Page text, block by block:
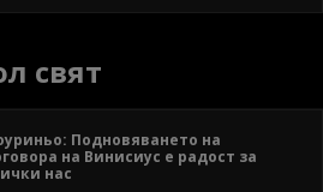
свят
Подновяването на
на Винисиус е радост за
нас